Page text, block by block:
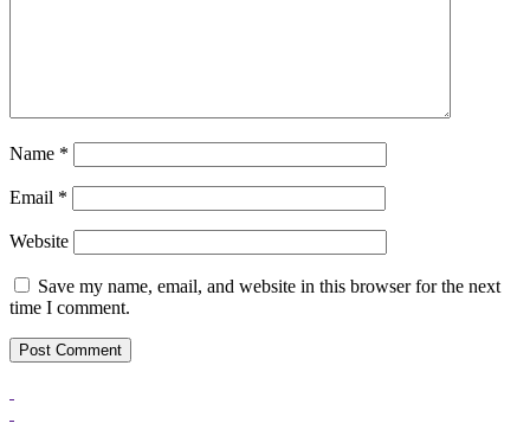
Name *
Email *
Website
Save my name, email, and website in this browser for the next
time I comment.